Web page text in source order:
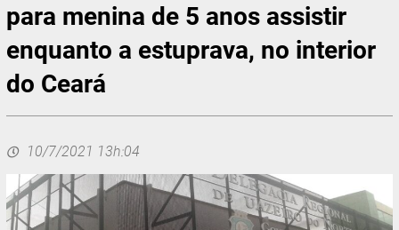
para menina de 5 anos assistir
enquanto a estuprava, no interior
do Ceará
10/7/2021 13h:04